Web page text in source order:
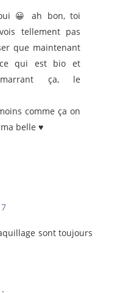
😀 ah bon, toi
tellement pas
que maintenant
qui est bio et
ça, le
comme ça on
belle ♥
sont toujours